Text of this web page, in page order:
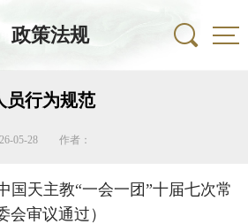
政策法规
员行为规范
05-28 作者：
国天主教“一会一团”十届七次常
会审议通过）